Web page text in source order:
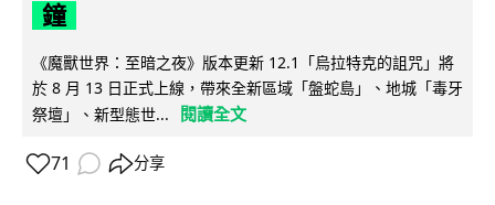
鐘
《魔獸世界：至暗之夜》版本更新 12.1「烏拉特克的詛咒」將
於 8 月 13 日正式上線，帶來全新區域「盤蛇島」、地城「毒牙
祭壇」、新型態世...
閱讀全文
71 分享